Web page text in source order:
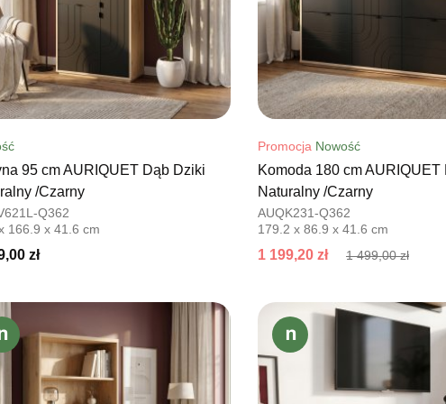
95 cm AURIQUET Dąb Dziki
/Czarny
Q362
166.9 x 41.6 cm
zł
Promocja Nowość
Komoda 180 cm AURIQUET
Naturalny /Czarny
AUQK231-Q362
179.2 x 86.9 x 41.6 cm
1 199,20 zł 1 499,00 zł